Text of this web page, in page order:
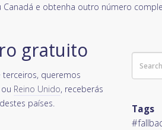
e obtenha outro número
gratuito
queremos
ou Reino Unido, receberás
países.
Tags